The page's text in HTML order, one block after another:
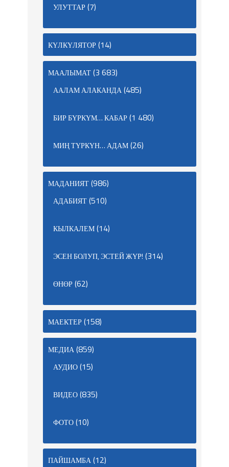
УЛУТТАР(7)
КҮЛКҮЛЯТОР(14)
МААЛЫМАТ(3 683)
ААЛАМ АЛАКАНДА(485)
БИР БҮРКҮМ… КАБАР(1 480)
МИҢ ТҮРКҮН… АДАМ(26)
МАДАНИЯТ(986)
АДАБИЯТ(510)
КЫЛКАЛЕМ(14)
ЭСЕН БОЛУП, ЭСТЕЙ ЖҮР! (314)
ӨНӨР(62)
МАЕКТЕР(158)
МЕДИА(859)
АУДИО(15)
ВИДЕО(835)
ФОТО(10)
ПАЙШАМБА(12)